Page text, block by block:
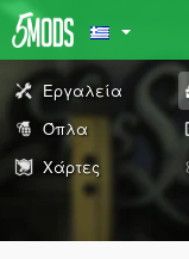
Εργαλεία
Όπλα
Χάρτες